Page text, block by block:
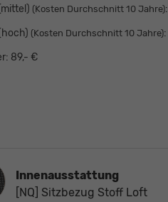
(Kosten Durchschnitt 10 Jahre):
(Kosten Durchschnitt 10 Jahre):
89,- €
Innenausstattung
[NQ] Sitzbezug Stoff Loft